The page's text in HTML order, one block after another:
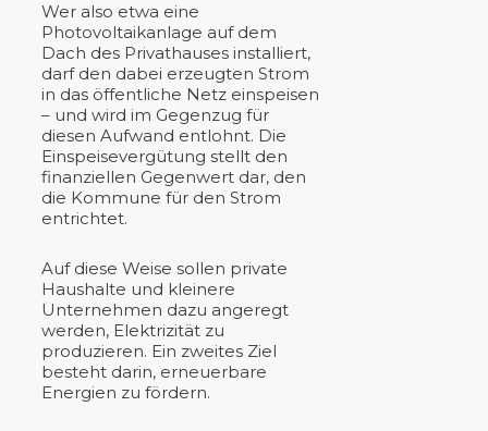
Wer also etwa eine
Photovoltaikanlage auf dem
Dach des Privathauses installiert,
darf den dabei erzeugten Strom
in das öffentliche Netz einspeisen
– und wird im Gegenzug für
diesen Aufwand entlohnt. Die
Einspeisevergütung stellt den
finanziellen Gegenwert dar, den
die Kommune für den Strom
entrichtet.
Auf diese Weise sollen private
Haushalte und kleinere
Unternehmen dazu angeregt
werden, Elektrizität zu
produzieren. Ein zweites Ziel
besteht darin, erneuerbare
Energien zu fördern.